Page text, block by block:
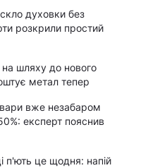
духовки без
розкрили простий
на шляху до нового
метал тепер
вже незабаром
експерт пояснив
п'ють це щодня: напій